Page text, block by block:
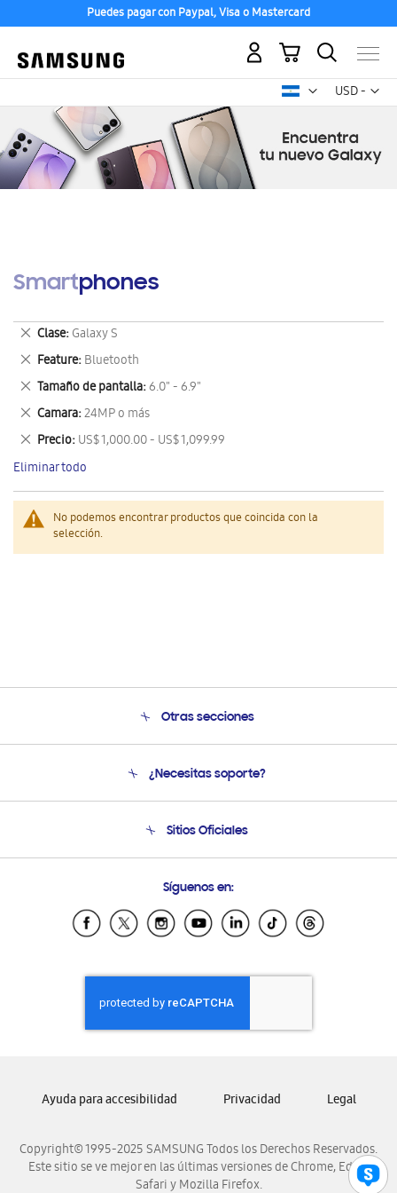
Puedes pagar con Paypal, Visa o Mastercard
USD -
dólar
Mi carrito
Smartphones
No podemos encontrar productos que coincida con la
selección.
Clase Galaxy S
Eliminar
este
artículo
Feature Bluetooth
Eliminar
este
artículo
Tamaño de pantalla 6.0" - 6.9"
Eliminar
este
artículo
Camara 24MP o más
Eliminar
este
artículo
Precio US$ 1,000.00 - US$ 1,099.99
Eliminar
este
artículo
Eliminar todo
Otras secciones
Soporte
¿Necesitas soporte?
Soporte vía eMail
Sitios Oficiales
Samsung Ecuador
Samsung El Salvador
Samsung Honduras
Samsung Nicaragua
Samsung Panamá
Samsung Venezuela
Síguenos en:
Copyright© 1995-2025 SAMSUNG Todos los Derechos Reservados.
Este sitio se ve mejor en las últimas versiones de Chrome, Edge,
Safari y Mozilla Firefox.
Ayuda para accesibilidad Privacidad Legal